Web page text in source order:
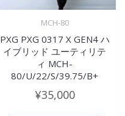
MCH-80
PXG PXG 0317 X GEN4 ハ
イブリッド ユーティリテ
ィ MCH-
80/U/22/S/39.75/B+
¥35,000